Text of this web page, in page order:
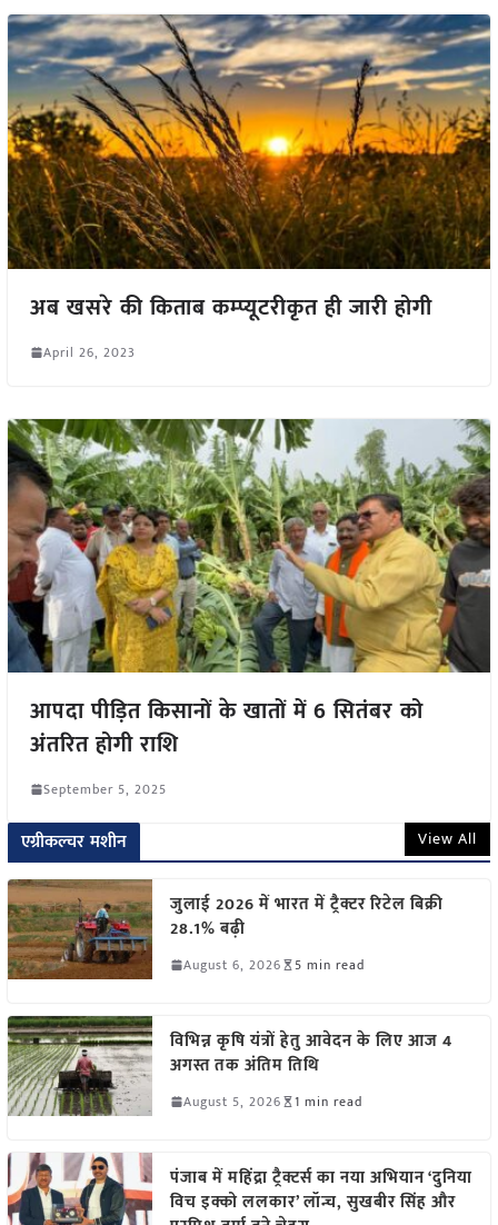
अब खसरे की किताब कम्प्यूटरीकृत ही जारी होगी
April 26, 2023
आपदा पीड़ित किसानों के खातों में 6 सितंबर को
अंतरित होगी राशि
September 5, 2025
एग्रीकल्चर मशीन View All
जुलाई 2026 में भारत में ट्रैक्टर रिटेल बिक्री
28.1% बढ़ी
August 6, 2026 5 min read
विभिन्न कृषि यंत्रों हेतु आवेदन के लिए आज 4
अगस्त तक अंतिम तिथि
August 5, 2026 1 min read
पंजाब में महिंद्रा ट्रैक्टर्स का नया अभियान ‘दुनिया
विच इक्को ललकार’ लॉन्च, सुखबीर सिंह और